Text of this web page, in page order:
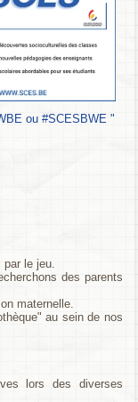
ou #SCESBWE "
le jeu.
des parents
maternelle.
au sein de nos
lors des diverses